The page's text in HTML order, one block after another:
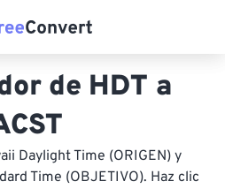
de HDT a
Daylight Time (ORIGEN) y
Time (OBJETIVO). Haz clic